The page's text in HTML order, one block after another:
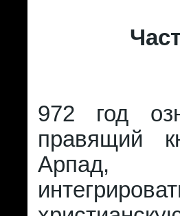
972 год
правящий
Арпад,